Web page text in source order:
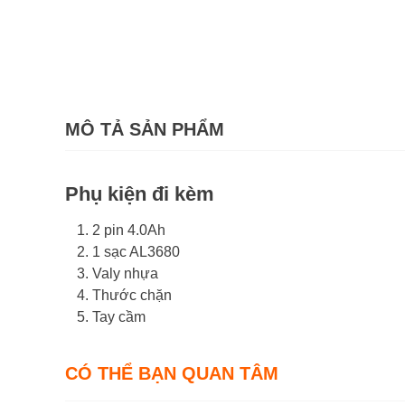
MÔ TẢ SẢN PHẨM
Phụ kiện đi kèm
2 pin 4.0Ah
1 sạc AL3680
Valy nhựa
Thước chặn
Tay cầm
CÓ THỂ BẠN QUAN TÂM